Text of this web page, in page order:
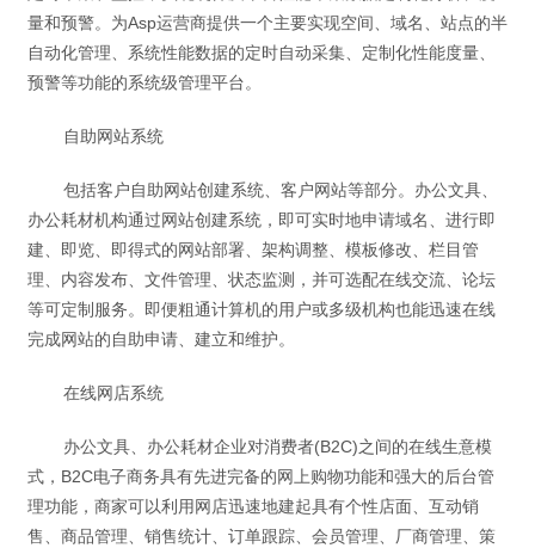
量和预警。为Asp运营商提供一个主要实现空间、域名、站点的半
自动化管理、系统性能数据的定时自动采集、定制化性能度量、
预警等功能的系统级管理平台。
自助网站系统
包括客户自助网站创建系统、客户网站等部分。办公文具、
办公耗材机构通过网站创建系统，即可实时地申请域名、进行即
建、即览、即得式的网站部署、架构调整、模板修改、栏目管
理、内容发布、文件管理、状态监测，并可选配在线交流、论坛
等可定制服务。即便粗通计算机的用户或多级机构也能迅速在线
完成网站的自助申请、建立和维护。
在线网店系统
办公文具、办公耗材企业对消费者(B2C)之间的在线生意模
式，B2C电子商务具有先进完备的网上购物功能和强大的后台管
理功能，商家可以利用网店迅速地建起具有个性店面、互动销
售、商品管理、销售统计、订单跟踪、会员管理、厂商管理、策